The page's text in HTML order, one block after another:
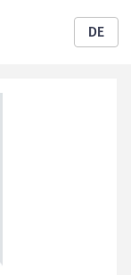
DE